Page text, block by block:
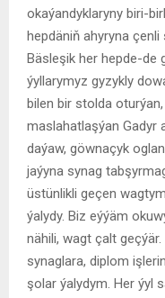
okaýandyklaryny biri-
hepdäniň ahyryna çenli
Bäsleşik her hepde-de
ýyllarymyz gyzykly
bilen bir stolda
maslahatlaşýan Gadyr
daýaw, göwnaçyk
jaýyna synag
üstünlikli geçen
ýalydy. Biz eýýäm
nähili, wagt çalt
synaglara, diplom
şolar ýalydym. Her ýyl